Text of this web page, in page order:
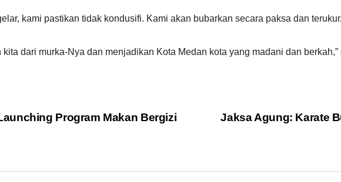
kami pastikan tidak kondusifi. Kami akan bubarkan secara paksa dan
dari murka-Nya dan menjadikan Kota Medan kota yang madani dan
Jaksa Agung: Karate
Program Makan Bergizi